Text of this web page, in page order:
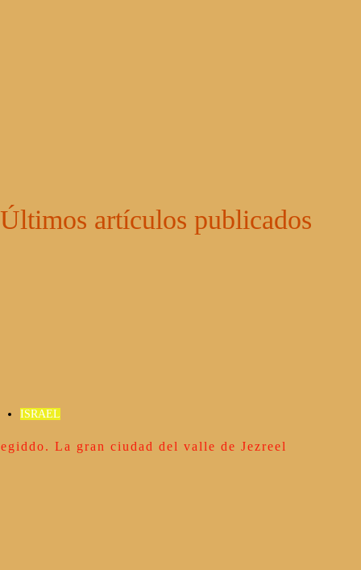
Últimos artículos publicados
ISRAEL
La gran ciudad del valle de Jezreel